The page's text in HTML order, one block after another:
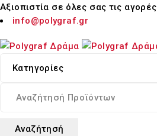
Αξιοπιστία σε όλες σας τις αγορές
info@polygraf.gr